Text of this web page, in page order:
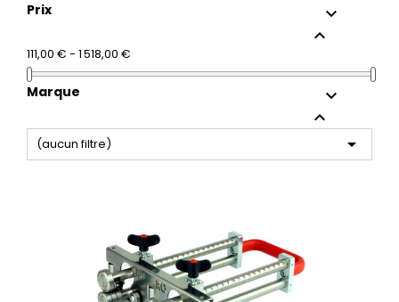
Prix


111,00 € - 1 518,00 €
Marque


(aucun filtre) 